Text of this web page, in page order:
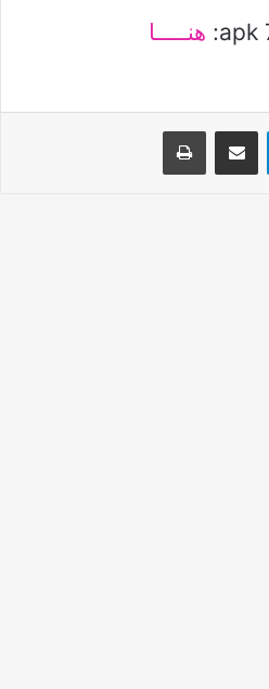
هنـــــا
تيلقرام مشاركة عبر البريد طباعة